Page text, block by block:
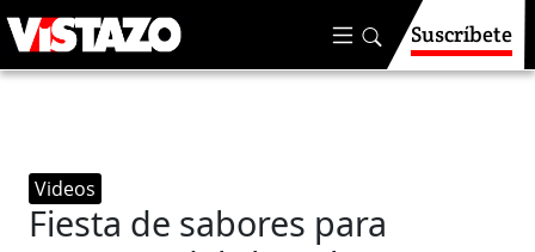
Suscríbete
Videos
Fiesta de sabores para